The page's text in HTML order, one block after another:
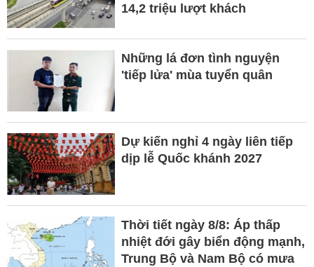
14,2 triệu lượt khách
Những lá đơn tình nguyện
'tiếp lửa' mùa tuyển quân
Dự kiến nghỉ 4 ngày liên tiếp
dịp lễ Quốc khánh 2027
Thời tiết ngày 8/8: Áp thấp
nhiệt đới gây biển động mạnh,
Trung Bộ và Nam Bộ có mưa